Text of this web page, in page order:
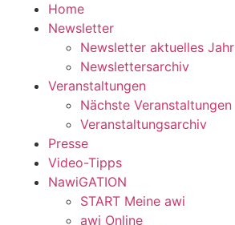
Home
Newsletter
Newsletter aktuelles Jahr
Newslettersarchiv
Veranstaltungen
Nächste Veranstaltungen
Veranstaltungsarchiv
Presse
Video-Tipps
NawiGATION
START Meine awi
awi Online